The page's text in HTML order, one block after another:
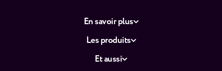
En savoir plus
Les produits
Et aussi